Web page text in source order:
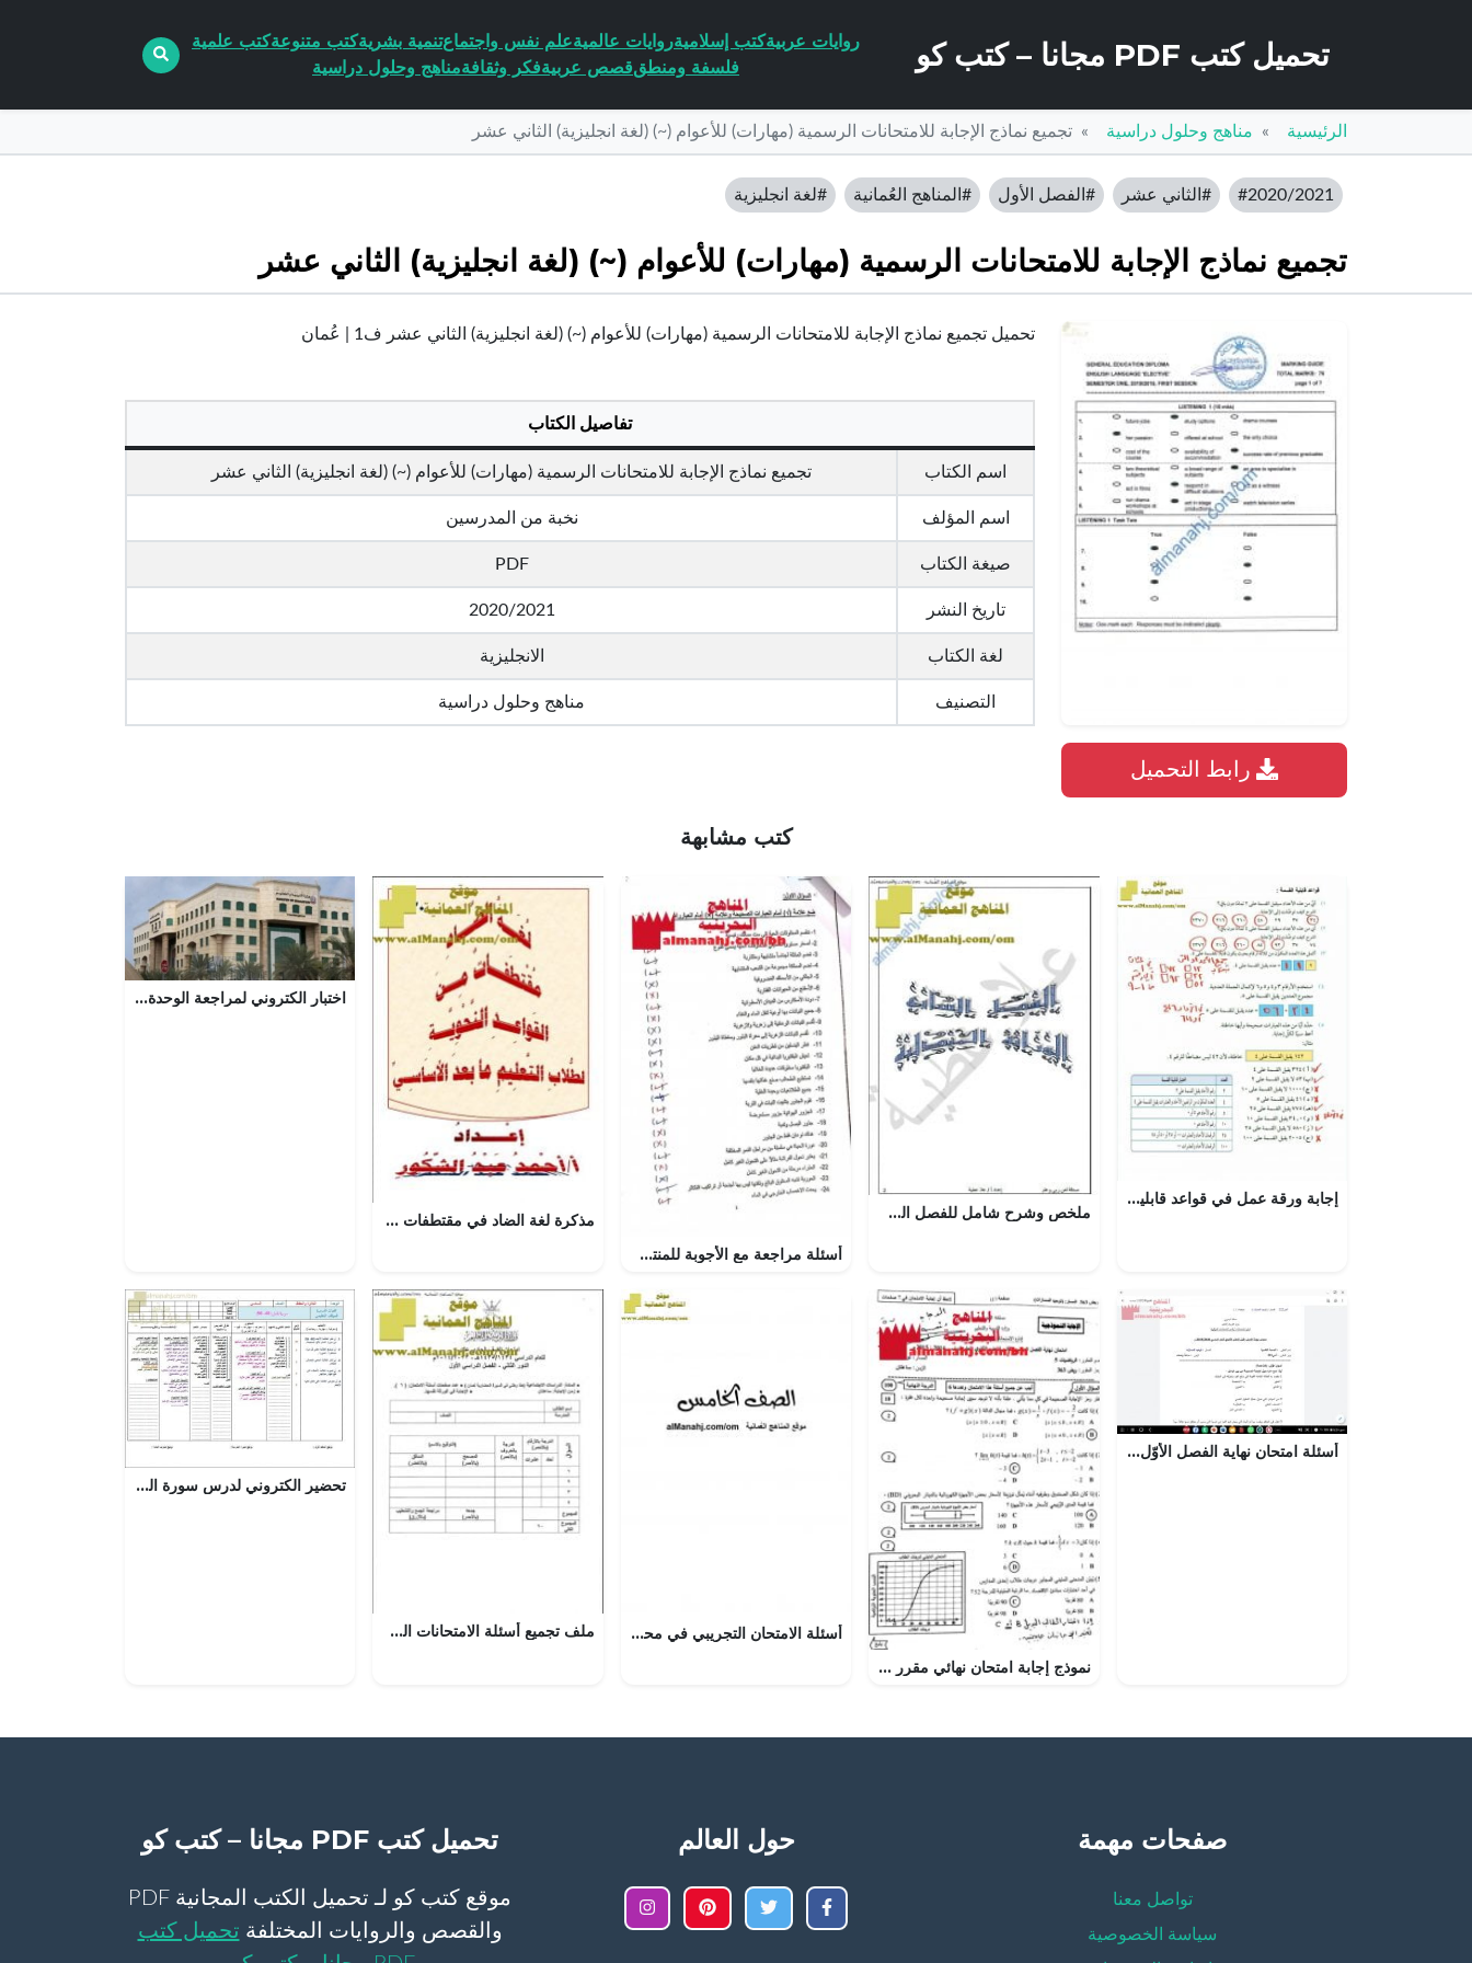
تحميل كتب PDF مجانا – كتب كو روايات عربيةكتب إسلاميةروايات عالميةعلم نفس واجتماعتنمية بشريةكتب متنوعةكتب علمية
فلسفة ومنطققصص عربيةفكر وثقافةمناهج وحلول دراسية
الرئيسية مناهج وحلول دراسية تجميع نماذج الإجابة للامتحانات الرسمية (مهارات) للأعوام (~) (لغة انجليزية) الثاني عشر
#2020/2021 #الثاني عشر #الفصل الأول #المناهج العُمانية #لغة انجليزية
تجميع نماذج الإجابة للامتحانات الرسمية (مهارات) للأعوام (~) (لغة انجليزية) الثاني عشر
تحميل تجميع نماذج الإجابة للامتحانات الرسمية (مهارات) للأعوام (~) (لغة انجليزية) الثاني عشر ف1 | عُمان
تفاصيل الكتاب
اسم الكتاب تجميع نماذج الإجابة للامتحانات الرسمية (مهارات) للأعوام (~) (لغة انجليزية) الثاني عشر
اسم المؤلف نخبة من المدرسين
صيغة الكتاب PDF
تاريخ النشر 2020/2021
لغة الكتاب الانجليزية
التصنيف مناهج وحلول دراسية
كتب مشابهة
إجابة ورقة عمل في قواعد قابلية القسمة (رياضيات) السابع
ملخص وشرح شامل للفصل السابع (سلسلة التميز في الأحياء) (أحياء) الثاني عشر
أسئلة مراجعة مع الأجوبة للمنتصف
مذكرة لغة الضاد في مقتطفات في القواعد النحوية (نسخة) (لغة عربية) تعليم ما بعد الأساسي
اختبار الكتروني لمراجعة الوحدة الحادية عشرة أدلة الزمن الجيولوجي الدرس الأول والثاني, (علوم) الثامن
أسئلة امتحان نهاية الفصل الأوّل لمقرر الصحة النفسية، رمز المقرر أنس 222
نموذج إجابة امتحان نهائي مقرر ريض 363 (رياضيات) الثالث الثانوي
أسئلة الامتحان التجريبي في محافظة شمال الشرقية (تربية اسلامية) الخامس ملف تجميع أسئلة الامتحانات الرسمية والأجوبة للسنوات السابقة (هذا وطني) الحادي عشر
تحضير الكتروني لدرس سورة المدثر (48-56) (تربية اسلامية) السادس
صفحات مهمة
تواصل معنا
سياسة الخصوصية
حول العالم تحميل كتب PDF مجانا – كتب كو
موقع كتب كو لـ تحميل الكتب المجانية PDF
والقصص والروايات المختلفة تحميل كتب